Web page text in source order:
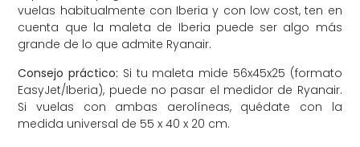
vuelas habitualmente con Iberia y con low cost, ten en
cuenta que la maleta de Iberia puede ser algo más
grande de lo que admite Ryanair.
Consejo práctico: Si tu maleta mide 56x45x25 (formato
EasyJet/Iberia), puede no pasar el medidor de Ryanair.
Si vuelas con ambas aerolíneas, quédate con la
medida universal de 55 x 40 x 20 cm.